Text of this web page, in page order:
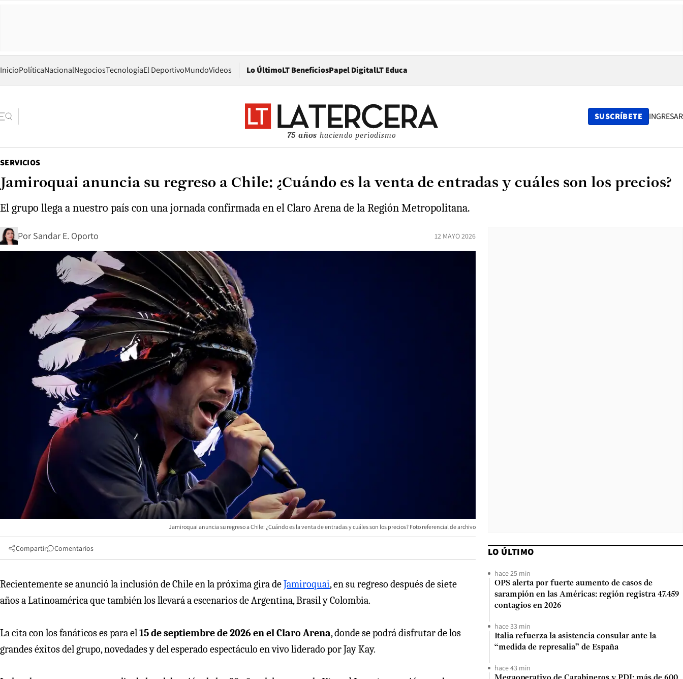
InicioPolíticaNacionalNegociosTecnologíaEl DeportivoMundoVideos Lo ÚltimoLT BeneficiosPapel DigitalOpens in new window
LT Educa
75 años haciendo periodismo
SUSCRÍBETE INGRESAR
SERVICIOS
Jamiroquai anuncia su regreso a Chile: ¿Cuándo es la venta de entradas y cuáles son los precios?
El grupo llega a nuestro país con una jornada confirmada en el Claro Arena de la Región Metropolitana.
Por Sandar E. Oporto 12 MAYO 2026
Jamiroquai anuncia su regreso a Chile: ¿Cuándo es la venta de entradas y cuáles son los precios? Foto referencial de archivo
Compartir Comentarios
Recientemente se anunció la inclusión de Chile en la próxima gira deJamiroquai, en su regreso después de siete
años a Latinoamérica que también los llevará a escenarios de Argentina, Brasil y Colombia.
La cita con los fanáticos es para el15 de septiembre de 2026 en el Claro Arena, donde se podrá disfrutar de los
grandes éxitos del grupo, novedades y del esperado espectáculo en vivo liderado por Jay Kay.
LO ÚLTIMO
hace 25 min
OPS alerta por fuerte aumento de casos de
sarampión en las Américas: región registra 47.459
contagios en 2026
hace 33 min
Italia refuerza la asistencia consular ante la
“medida de represalia” de España
hace 43 min